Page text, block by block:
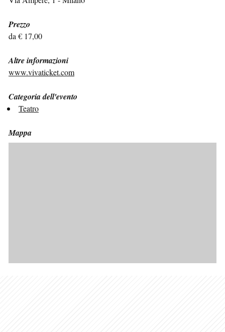
Prezzo
da € 17,00
Altre informazioni
www.vivaticket.com
Categoria dell'evento
Teatro
Mappa